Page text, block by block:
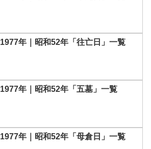
1977年｜昭和52年「往亡日」一覧
1977年｜昭和52年「五墓」一覧
1977年｜昭和52年「母倉日」一覧